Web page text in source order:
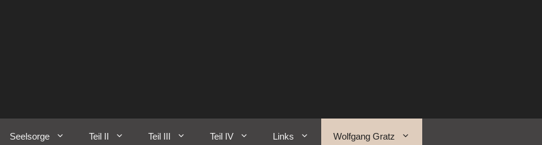
Seelsorge Teil II Teil III Teil IV Links Wolfgang Gratz